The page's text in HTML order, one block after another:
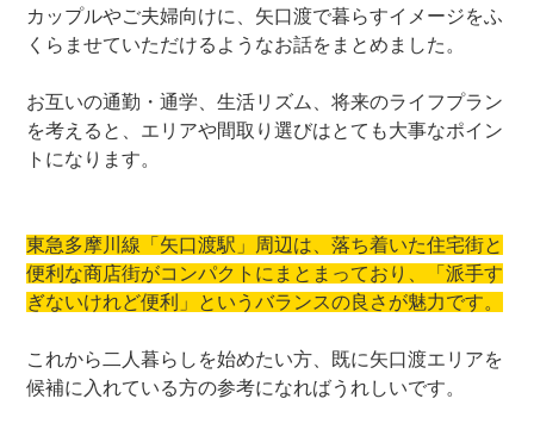
カップルやご夫婦向けに、矢口渡で暮らすイメージをふ
くらませていただけるようなお話をまとめました。
お互いの通勤・通学、生活リズム、将来のライフプラン
を考えると、エリアや間取り選びはとても大事なポイン
トになります。
東急多摩川線「矢口渡駅」周辺は、落ち着いた住宅街と
便利な商店街がコンパクトにまとまっており、「派手す
ぎないけれど便利」というバランスの良さが魅力です。
これから二人暮らしを始めたい方、既に矢口渡エリアを
候補に入れている方の参考になればうれしいです。